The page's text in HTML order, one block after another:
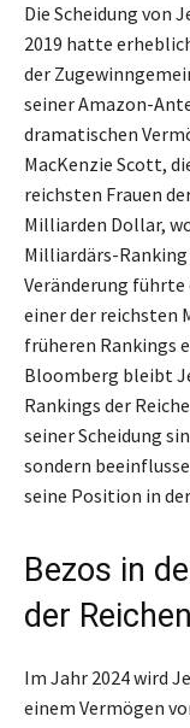
Die Scheidung von
2019 hatte
der
seiner Amazon-
dramatischen
MacKenzie Scott,
reichsten Frauen
Milliarden Dollar,
Milliardärs-Ranking
Veränderung führte
einer der reichsten
früheren Rankings
Bloomberg bleibt
Rankings der
seiner Scheidung
sondern
seine Position in
Bezos in
der Reichen
Im Jahr 2024 wird
einem Vermögen